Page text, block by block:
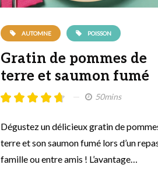
AUTOMNE POISSON
Gratin de pommes de
terre et saumon fumé
50mins
Dégustez un délicieux gratin de
terre et son saumon fumé lors d’un
famille ou entre amis ! L’avantage…